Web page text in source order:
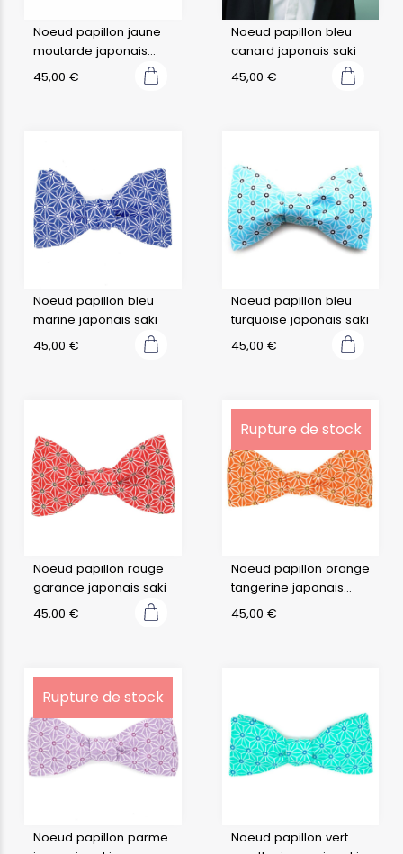
Noeud papillon jaune
moutarde japonais
saki
45,00 €
Noeud papillon bleu
canard japonais saki
45,00 €
Noeud papillon bleu
marine japonais saki
45,00 €
Noeud papillon bleu
turquoise japonais saki
45,00 €
Noeud papillon rouge
garance japonais saki
45,00 €
Rupture de stock
Noeud papillon orange
tangerine japonais
saki
45,00 €
Rupture de stock
Noeud papillon parme
Noeud papillon vert